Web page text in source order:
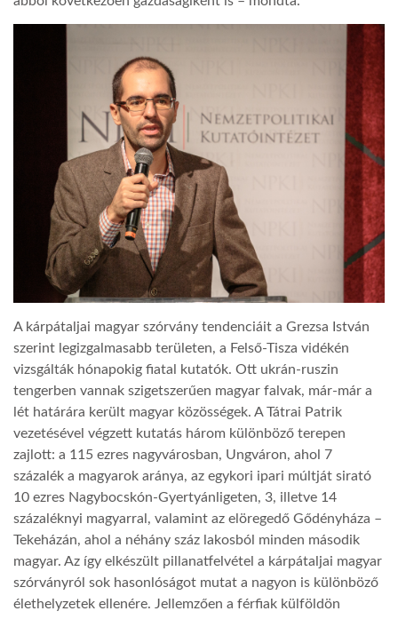
A kárpátaljai magyar szórvány tendenciáit a Grezsa István
szerint legizgalmasabb területen, a Felső-Tisza vidékén
vizsgálták hónapokig fiatal kutatók. Ott ukrán-ruszin
tengerben vannak szigetszerűen magyar falvak, már-már a
lét határára került magyar közösségek. A Tátrai Patrik
vezetésével végzett kutatás három különböző terepen
zajlott: a 115 ezres nagyvárosban, Ungváron, ahol 7
százalék a magyarok aránya, az egykori ipari múltját sirató
10 ezres Nagybocskón-Gyertyánligeten, 3, illetve 14
százaléknyi magyarral, valamint az elöregedő Gődényháza –
Tekeházán, ahol a néhány száz lakosból minden második
magyar. Az így elkészült pillanatfelvétel a kárpátaljai magyar
szórványról sok hasonlóságot mutat a nagyon is különböző
élethelyzetek ellenére. Jellemzően a férfiak külföldön